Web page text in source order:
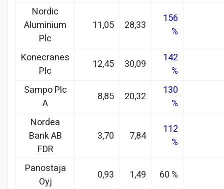
Nordic
Aluminium
Plc
11,05 28,33
156
%
Konecranes
Plc
12,45 30,09
142
%
Sampo Plc
A
8,85 20,32
130
%
Nordea
Bank AB
FDR
3,70 7,84
112
%
Panostaja
Oyj
0,93 1,49
60 %